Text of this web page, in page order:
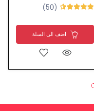
(50)
اضف الى السلة